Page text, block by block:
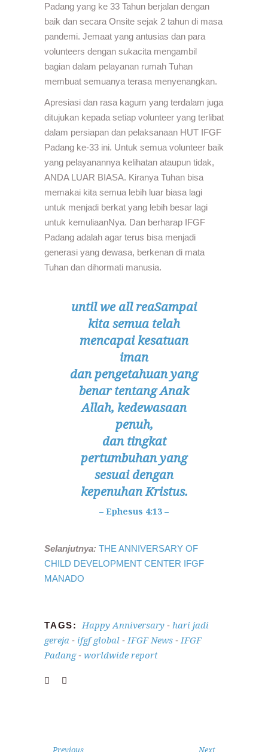
Padang yang ke 33 Tahun berjalan dengan
baik dan secara Onsite sejak 2 tahun di masa
pandemi. Jemaat yang antusias dan para
volunteers dengan sukacita mengambil
bagian dalam pelayanan rumah Tuhan
membuat semuanya terasa menyenangkan.
Apresiasi dan rasa kagum yang terdalam juga
ditujukan kepada setiap volunteer yang terlibat
dalam persiapan dan pelaksanaan HUT IFGF
Padang ke-33 ini. Untuk semua volunteer baik
yang pelayanannya kelihatan ataupun tidak,
ANDA LUAR BIASA. Kiranya Tuhan bisa
memakai kita semua lebih luar biasa lagi
untuk menjadi berkat yang lebih besar lagi
untuk kemuliaanNya. Dan berharap IFGF
Padang adalah agar terus bisa menjadi
generasi yang dewasa, berkenan di mata
Tuhan dan dihormati manusia.
until we all reaSampai
kita semua telah
mencapai kesatuan
iman
dan pengetahuan yang
benar tentang Anak
Allah, kedewasaan
penuh,
dan tingkat
pertumbuhan yang
sesuai dengan
kepenuhan Kristus.
– Ephesus 4:13 –
Selanjutnya: THE ANNIVERSARY OF
CHILD DEVELOPMENT CENTER IFGF
MANADO
TAGS: Happy Anniversary - hari jadi
gereja - ifgf global - IFGF News - IFGF
Padang- worldwide report
Previous Next